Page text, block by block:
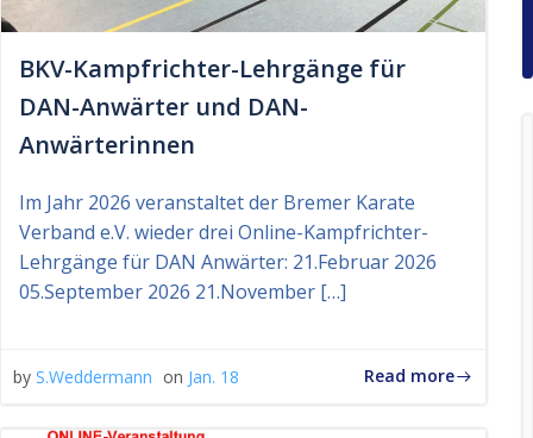
BKV-Kampfrichter-Lehrgänge für
DAN-Anwärter und DAN-
Anwärterinnen
Im Jahr 2026 veranstaltet der Bremer Karate
Verband e.V. wieder drei Online-Kampfrichter-
Lehrgänge für DAN Anwärter: 21.Februar 2026
05.September 2026 21.November […]
by S.Weddermann on Jan. 18 Read more